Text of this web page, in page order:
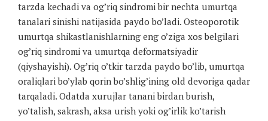
tarzda kechadi va og’riq sindromi bir nechta umurtqa
tanalari sinishi natijasida paydo bo’ladi. Osteoporotik
umurtqa shikastlanishlarning eng o’ziga xos belgilari
og’riq sindromi va umurtqa deformatsiyadir
(qiyshayishi). Og’riq o’tkir tarzda paydo bo’lib, umurtqa
oraliqlari bo’ylab qorin bo’shlig’ining old devoriga qadar
tarqaladi. Odatda xurujlar tanani birdan burish,
yo’talish, sakrash, aksa urish yoki og’irlik ko’tarish